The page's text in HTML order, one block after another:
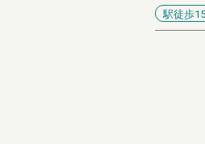
駅徒歩